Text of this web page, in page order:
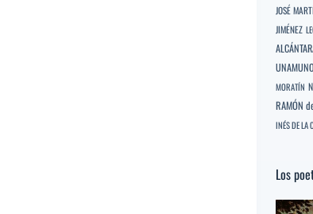
JOSÉ
JIMÉNEZ
UNAMUNO
MORATÍN
RAMÓN
INÉS DE LA
Los